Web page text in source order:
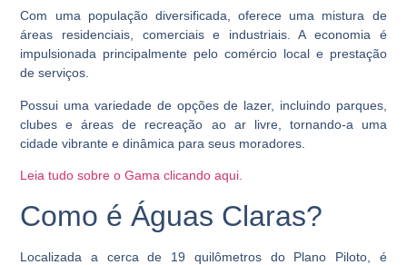
Com uma população diversificada, oferece uma mistura de
áreas residenciais, comerciais e industriais. A economia é
impulsionada principalmente pelo comércio local e prestação
de serviços.
Possui uma variedade de opções de lazer, incluindo parques,
clubes e áreas de recreação ao ar livre, tornando-a uma
cidade vibrante e dinâmica para seus moradores.
Leia tudo sobre o Gama clicando aqui.
Como é Águas Claras?
Localizada a cerca de 19 quilômetros do Plano Piloto, é